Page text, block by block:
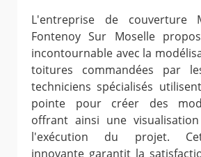
L'entreprise de couverture
Fontenoy Sur Moselle
incontournable avec la
toitures commandées par
techniciens spécialisés
pointe pour créer des
offrant ainsi une
l'exécution du projet.
innovante garantit la